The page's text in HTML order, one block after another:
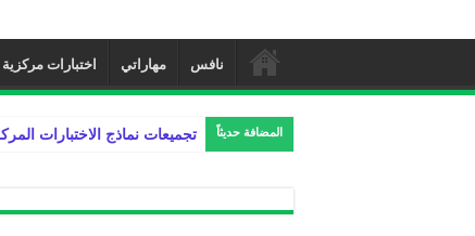
نافس مهاراتي اختبارات مركزية
المضافة حديثاً تجميعات نماذج الاختبارات